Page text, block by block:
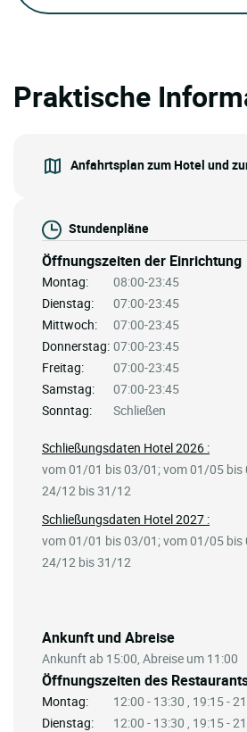
Praktische
Anfahrtsplan zum Hotel und
Stundenpläne
Öffnungszeiten der Einrichtung
Montag:
08:00-23:45
Dienstag:
07:00-23:45
Mittwoch:
07:00-23:45
Donnerstag: 07:00-23:45
Freitag:
07:00-23:45
Samstag:
07:00-23:45
Sonntag:
Schließen
Ankunft und Abreise
Ankunft ab 15:00, Abreise um 11:00
Öffnungszeiten des
Montag:
12:00 - 13:30 , 19:15 -
Dienstag:
12:00 - 13:30 , 19:15 -
Schließungsdaten Hotel 2026 :
vom 01/01 bis 03/01; vom 01/05 bis
24/12 bis 31/12
Schließungsdaten Hotel 2027 :
vom 01/01 bis 03/01; vom 01/05 bis
24/12 bis 31/12